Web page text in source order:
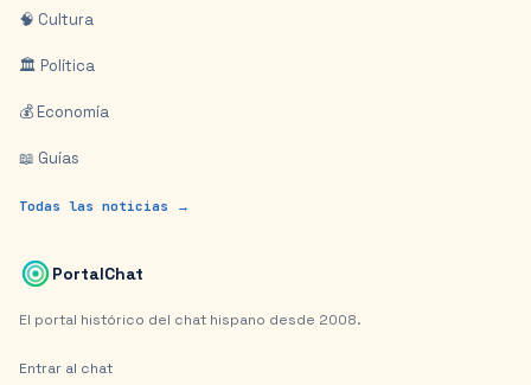
🧠 Cultura
🏛️ Política
💰 Economía
📖 Guías
Todas las noticias →
PortalChat
El portal histórico del chat hispano desde 2008.
Entrar al chat